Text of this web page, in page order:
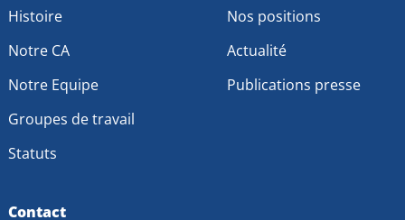
Histoire
Notre CA
Notre Equipe
Groupes de travail
Statuts
Nos positions
Actualité
Publications presse
Contact